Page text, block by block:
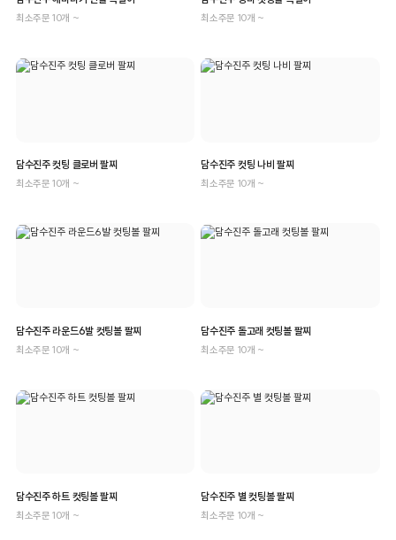
최소주문 10개 ~ 최소주문 10개 ~
담수진주 컷팅 클로버 팔찌
최소주문 10개 ~
담수진주 컷팅 나비 팔찌
최소주문 10개 ~
담수진주 라운드6발 컷팅볼 팔찌
최소주문 10개 ~
담수진주 돌고래 컷팅볼 팔찌
최소주문 10개 ~
담수진주 하트 컷팅볼 팔찌
최소주문 10개 ~
담수진주 별 컷팅볼 팔찌
최소주문 10개 ~